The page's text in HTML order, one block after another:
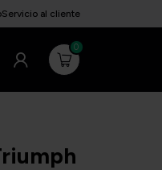
Servicio al cliente
0